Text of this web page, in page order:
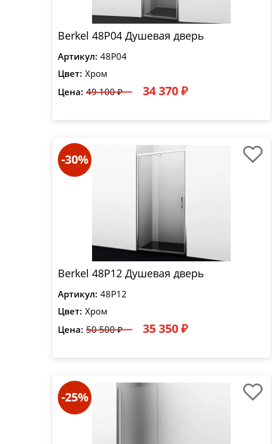
Berkel 48P04 Душевая дверь
Артикул: 48P04
Цвет: Хром
Цена: 49 100 ₽ 34 370 ₽
-30%
Berkel 48P12 Душевая дверь
Артикул: 48P12
Цвет: Хром
Цена: 50 500 ₽ 35 350 ₽
-25%